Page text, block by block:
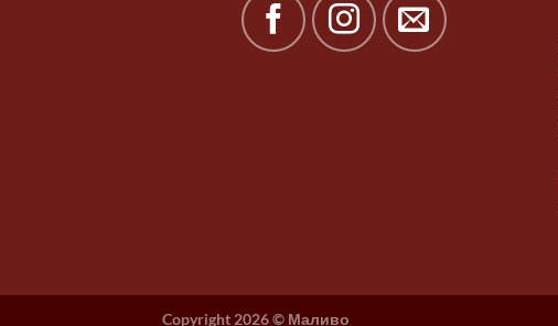
Copyright 2026 © Маливо